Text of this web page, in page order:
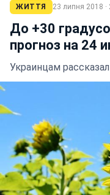
ЖИТТЯ 23 липня 2018 ·
До +30
прогноз на 24
Украинцам